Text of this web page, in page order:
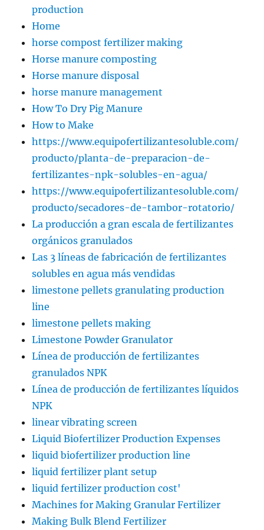
production
Home
horse compost fertilizer making
Horse manure composting
Horse manure disposal
horse manure management
How To Dry Pig Manure
How to Make
https://www.equipofertilizantesoluble.com/
producto/planta-de-preparacion-de-
fertilizantes-npk-solubles-en-agua/
https://www.equipofertilizantesoluble.com/
producto/secadores-de-tambor-rotatorio/
La producción a gran escala de fertilizantes
orgánicos granulados
Las 3 líneas de fabricación de fertilizantes
solubles en agua más vendidas
limestone pellets granulating production
line
limestone pellets making
Limestone Powder Granulator
Línea de producción de fertilizantes
granulados NPK
Línea de producción de fertilizantes líquidos
NPK
linear vibrating screen
Liquid Biofertilizer Production Expenses
liquid biofertilizer production line
liquid fertilizer plant setup
liquid fertilizer production cost'
Machines for Making Granular Fertilizer
Making Bulk Blend Fertilizer